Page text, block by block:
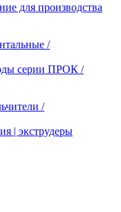
для производства
/
серии ПРОК /
/
| экструдеры